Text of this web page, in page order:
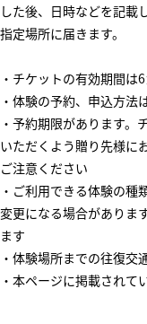
した後、日時などを記載
指定場所に届きます。
・チケットの有効期間は
・体験の予約、申込方法
・予約期限があります。
いただくよう贈り先様に
ご注意ください
・ご利用できる体験の種
変更になる場合がありま
ます
・体験場所までの往復交
・本ページに掲載されて